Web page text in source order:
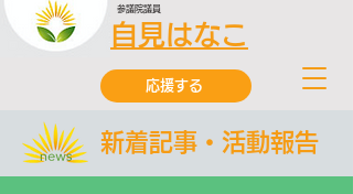
自見はなこ
参議院議員
応援する
新着記事・活動報告